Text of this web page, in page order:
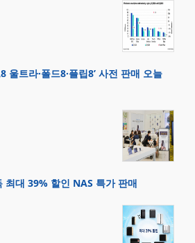
울트라·폴드8·플립8’ 사전 판매 오늘
최대 39% 할인 NAS 특가 판매